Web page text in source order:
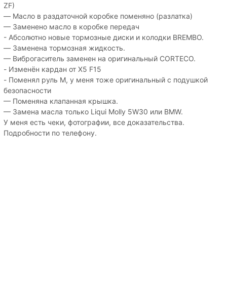
ZF)
— Масло в раздаточной коробке поменяно (разлатка)
— Заменено масло в коробке передач
- Абсолютно новые тормозные диски и колодки BREMBO.
— Заменена тормозная жидкость.
— Виброгаситель заменен на оригинальный CORTECO.
- Изменён кардан от X5 F15
- Поменял руль М, у меня тоже оригинальный с подушкой
безопасности
— Поменяна клапанная крышка.
— Замена масла только Liqui Molly 5W30 или BMW.
У меня есть чеки, фотографии, все доказательства.
Подробности по телефону.